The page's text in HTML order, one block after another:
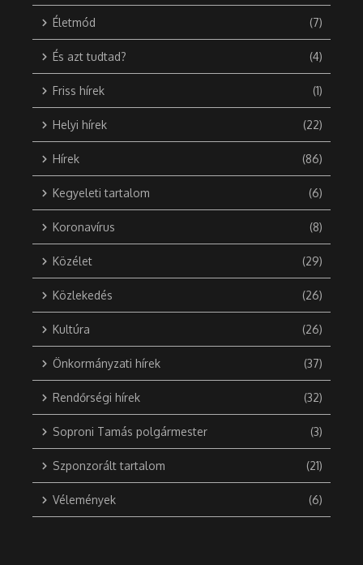
Életmód (7)
És azt tudtad? (4)
Friss hírek (1)
Helyi hírek (22)
Hírek (86)
Kegyeleti tartalom (6)
Koronavírus (8)
Közélet (29)
Közlekedés (26)
Kultúra (26)
Önkormányzati hírek (37)
Rendőrségi hírek (32)
Soproni Tamás polgármester (3)
Szponzorált tartalom (21)
Vélemények (6)